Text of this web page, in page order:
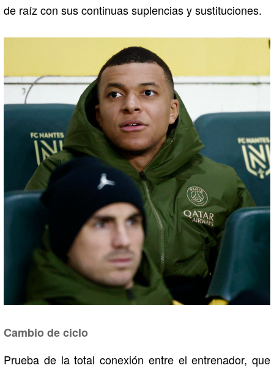
de raíz con sus continuas suplencias y sustituciones.
Cambio de ciclo
Prueba de la total conexión entre el entrenador, que